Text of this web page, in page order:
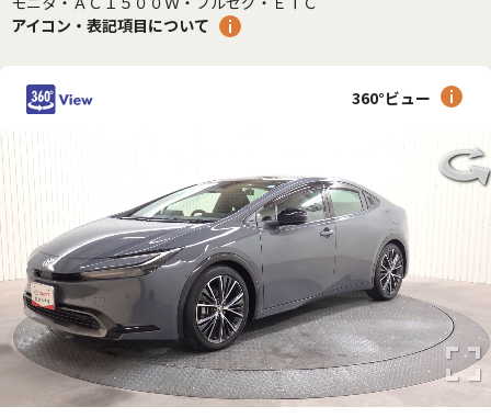
アイコン・表記項目について
360°ビュー